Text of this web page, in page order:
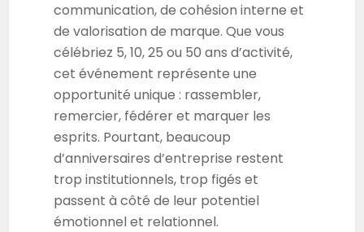
communication, de cohésion interne et
de valorisation de marque. Que vous
célébriez 5, 10, 25 ou 50 ans d’activité,
cet événement représente une
opportunité unique : rassembler,
remercier, fédérer et marquer les
esprits. Pourtant, beaucoup
d’anniversaires d’entreprise restent
trop institutionnels, trop figés et
passent à côté de leur potentiel
émotionnel et relationnel.